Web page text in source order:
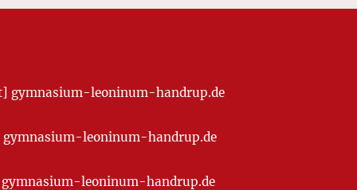
gymnasium-leoninum-handrup.de
leoninum-handrup.de
leoninum-handrup.de